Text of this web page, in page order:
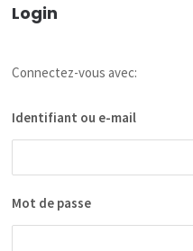
Login
Connectez-vous avec:
Identifiant ou e-mail
Mot de passe